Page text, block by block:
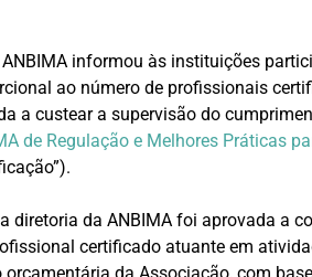
informou às instituições
ao número de profissionais
a custear a supervisão do
de Regulação e Melhores Práticas
diretoria da ANBIMA foi aprovada a
certificado atuante em